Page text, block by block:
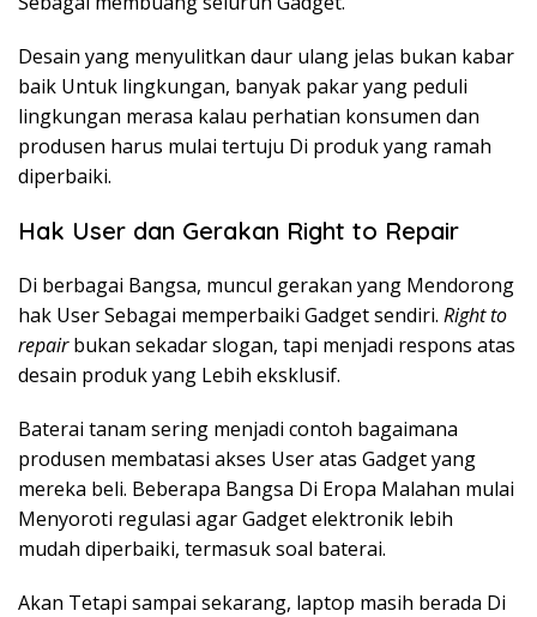
Desain yang menyulitkan daur ulang jelas bukan kabar
baik Untuk lingkungan, banyak pakar yang peduli
lingkungan merasa kalau perhatian konsumen dan
produsen harus mulai tertuju Di produk yang ramah
diperbaiki.
Hak User dan Gerakan Right to Repair
Di berbagai Bangsa, muncul gerakan yang Mendorong
hak User Sebagai memperbaiki Gadget sendiri. Right to
repairbukan sekadar slogan, tapi menjadi respons atas
desain produk yang Lebih eksklusif.
Baterai tanam sering menjadi contoh bagaimana
produsen membatasi akses User atas Gadget yang
mereka beli. Beberapa Bangsa Di Eropa Malahan mulai
Menyoroti regulasi agar Gadget elektronik lebih
mudah diperbaiki, termasuk soal baterai.
Akan Tetapi sampai sekarang, laptop masih berada Di